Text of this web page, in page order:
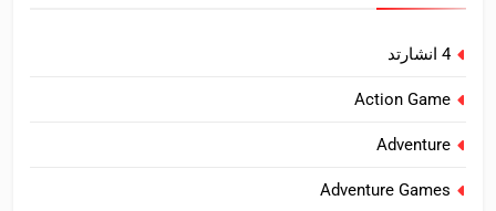
4 انشارتد
Action Game
Adventure
Adventure Games